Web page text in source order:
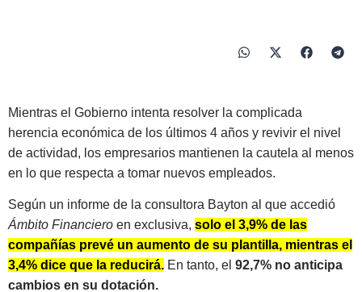
Mientras el Gobierno intenta resolver la complicada
herencia económica de los últimos 4 años y revivir el nivel
de actividad, los empresarios mantienen la cautela al menos
en lo que respecta a tomar nuevos empleados.
Según un informe de la consultora Bayton al que accedió
Ámbito Financiero en exclusiva, solo el 3,9% de las
compañías prevé un aumento de su plantilla, mientras el
3,4% dice que la reducirá. En tanto, el 92,7% no anticipa
cambios en su dotación.